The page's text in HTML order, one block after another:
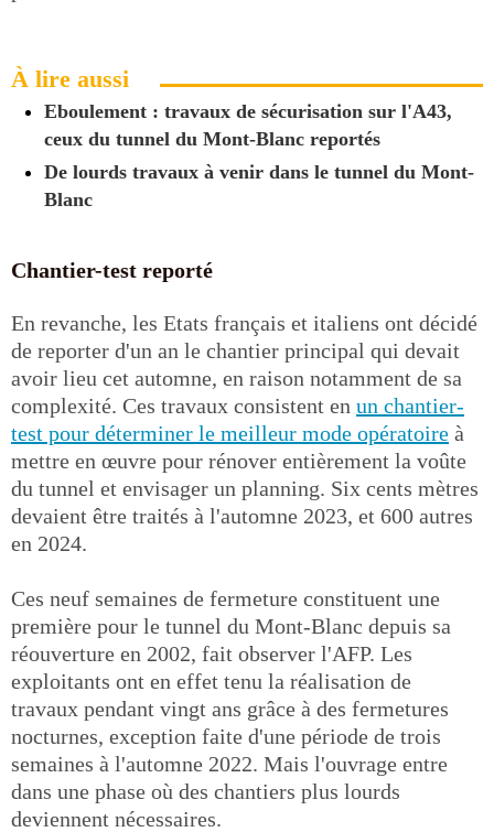
À lire aussi
Eboulement : travaux de sécurisation sur l'A43,
ceux du tunnel du Mont-Blanc reportés
De lourds travaux à venir dans le tunnel du Mont-
Blanc
Chantier-test reporté
En revanche, les Etats français et italiens ont décidé
de reporter d'un an le chantier principal qui devait
avoir lieu cet automne, en raison notamment de sa
complexité. Ces travaux consistent en un chantier-
test pour déterminer le meilleur mode opératoire à
mettre en œuvre pour rénover entièrement la voûte
du tunnel et envisager un planning. Six cents mètres
devaient être traités à l'automne 2023, et 600 autres
en 2024.
Ces neuf semaines de fermeture constituent une
première pour le tunnel du Mont-Blanc depuis sa
réouverture en 2002, fait observer l'AFP. Les
exploitants ont en effet tenu la réalisation de
travaux pendant vingt ans grâce à des fermetures
nocturnes, exception faite d'une période de trois
semaines à l'automne 2022. Mais l'ouvrage entre
dans une phase où des chantiers plus lourds
deviennent nécessaires.